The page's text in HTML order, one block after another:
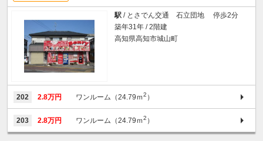
駅 / とさでん交通 石立団地 停歩2分
築年31年 / 2階建
高知県高知市城山町
202 2.8万円 ワンルーム（24.79ｍ2 ）
203 2.8万円 ワンルーム（24.79ｍ2 ）